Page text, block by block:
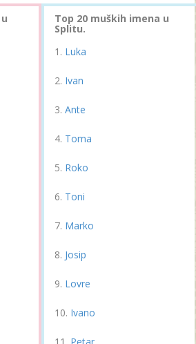
Top 20 muških imena u
Splitu.
Luka
Ivan
Ante
Toma
Roko
Toni
Marko
Josip
Lovre
Ivano
Petar